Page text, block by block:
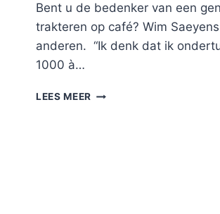
Bent u de bedenker van een
trakteren op café? Wim
anderen. “Ik denk dat ik
1000 à…
LEES MEER IEDEREEN